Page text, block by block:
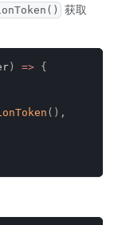
获取
) => {
( ) ,